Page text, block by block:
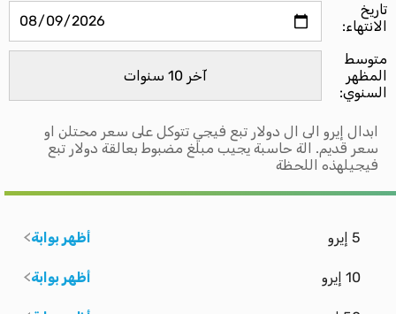
تاريخ
الانتهاء:
متوسط ​​
المظهر
السنوي:
ابدال إيرو الى ال دولار تبع فيجي تتوكل على سعر محتلن او
سعر قديم. الة حاسبة يجيب مبلغ مضبوط بعالقة دولار تبع
فيجيلهذه اللحظة
5 إيرو أظهر بوابة
10 إيرو أظهر بوابة